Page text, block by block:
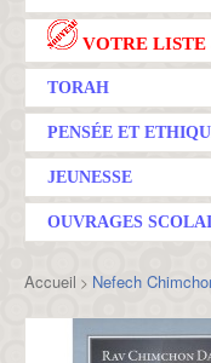
VOTRE LISTE
TORAH
PENSÉE ET
JEUNESSE
OUVRAGES
Accueil > Nefech